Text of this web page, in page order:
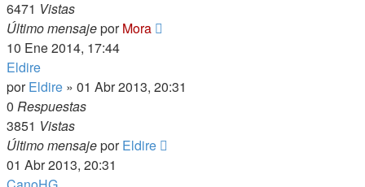
6471 Vistas
Último mensajeporMora
10 Ene 2014, 17:44
Eldire
porEldire » 01 Abr 2013, 20:31
0 Respuestas
3851 Vistas
Último mensajeporEldire
01 Abr 2013, 20:31